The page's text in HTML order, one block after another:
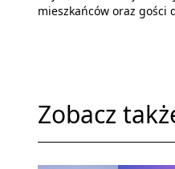
mieszkańców oraz gości
Zobacz